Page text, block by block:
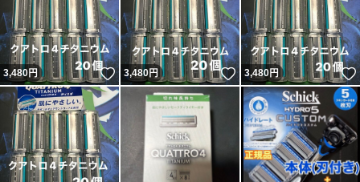
3,480円 いいね！
3,480円 いいね！
3,480円